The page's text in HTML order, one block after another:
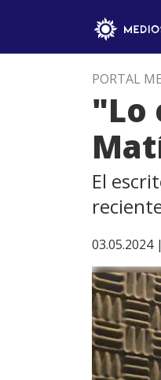
PORTAL
"Lo
El
03.05.2024 |